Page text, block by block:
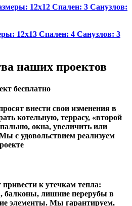
12х12 Спален: 3 Санузлов:
12х13 Спален: 4 Санузлов: 3
наших проектов
бесплатно
внести свои изменения в
котельную, террасу, «второй
окна, увеличить или
с удовольствием реализуем
к утечкам тепла:
балконы, лишние перерубы в
элементы. Мы гарантируем,